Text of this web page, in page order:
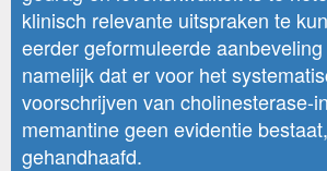
klinisch relevante uitspraken te
eerder geformuleerde
namelijk dat er voor het
voorschrijven van cholinesterase-
memantine geen evidentie
gehandhaafd.